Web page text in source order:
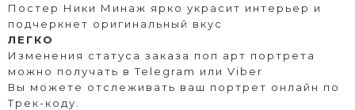
Постер Ники Минаж ярко украсит интерьер и
подчеркнет оригинальный вкус
ЛЕГКО
Изменения статуса заказа поп арт портрета
можно получать в Telegram или Viber
Вы можете отслеживать ваш портрет онлайн по
Трек-коду.